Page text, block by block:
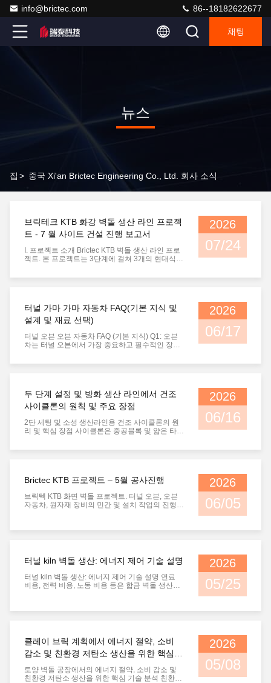
info@brictec.com 86--18182622677
채팅
뉴스
집 > 중국 Xi'an Brictec Engineering Co., Ltd. 회사 소식
브릭테크 KTB 화강 벽돌 생산 라인 프로젝
트 - 7 월 사이트 건설 진행 보고서
I. 프로젝트 소개 Brictec KTB 벽돌 생산 라인 프로
젝트. 본 프로젝트는 3단계에 걸쳐 3개의 현대식
단계 및 2단계 운영 후 예상 총 일일 생산량은 900
계에 있으며, 아래 그림과 같습니다....
2026
07/24
터널 가마 가마 자동차 FAQ(기본 지식 및
설계 및 재료 선택)
터널 오븐 오븐 자동차 FAQ (기본 지식) Q1: 오븐
차는 터널 오븐에서 가장 중요하고 필수적인 장비
오븐에서 가장 비싸고 영향력 있는 보조 장비입니
발생합니다.오븐차가 고온 오븐에 반복적으로 들
어가고 나오고 있는 동안, 심한 열 순환을 견딜 수
있습니다. 그것은 온도 손실, 장비 고장 및 전체 라
인에서의 생산 중단의 주요 원인입니다. Q2...
2026
06/17
두 단계 설정 및 방화 생산 라인에서 건조
사이클론의 원칙 및 주요 장점
2단 세팅 및 소성 생산라인용 건조 사이클론의 원
리 및 핵심 장점 사이클론은 중공블록 및 얇은 타공
핵심 장비입니다. 주로 동적이고 균일한 공기 분배
적으로 해결합니다. 특히 홀율이 높고 건조 감도가
I. 작동 원리 사이클론은 가변 주파수 모터, 임펠러,
팔각형 원추형 공기 덕트, 조정 가...
2026
06/16
Brictec KTB 프로젝트 – 5월 공사진행
브릭텍 KTB 화면 벽돌 프로젝트. 터널 오븐, 오븐
자동차, 원자재 장비의 민간 및 설치 작업의 진행
원자재 동화 창고에서 철강 구조 플랫폼,오븐 자동
은 도착과 일부 구성 요소의 차원 오차로 인해, 일
부 프로세스 단계가 연기되었습니다. 모든 하위 항
목은 계획대로 수행되었으며 주요 프로세스는 단
계 건설 목표를 꾸준히 달성했습니다.각 부...
2026
06/05
터널 kiln 벽돌 생산: 에너지 제어 기술 설명
터널 kiln 벽돌 생산: 에너지 제어 기술 설명 연료
비용, 전력 비용, 노동 비용 등은 합금 벽돌 생산에
라서, 에너지 소비를 줄이는 것은 벽돌 생산 기계
합니다.약 30~40%의 열이 오븐 구조에 흡수되고
분산됩니다.연료 가격이 상승함에 따라 오븐 단열
을 개선하는 것이 점점 더 중요해집니다. 오븐 몸체
2026
05/25
클레이 브릭 계획에서 에너지 절약, 소비
감소 및 친환경 저탄소 생산을 위한 핵심
기술 분석
토양 벽돌 공장에서의 에너지 절약, 소비 감소 및
친환경 저탄소 생산을 위한 핵심 기술 분석 친환경
2026
05/08